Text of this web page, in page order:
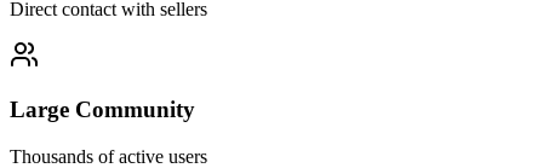
Direct contact with sellers
Large Community
Thousands of active users